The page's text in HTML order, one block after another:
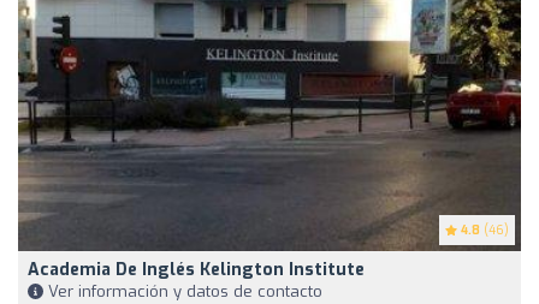
4.8 (46)
Academia De Inglés Kelington Institute
Ver información y datos de contacto